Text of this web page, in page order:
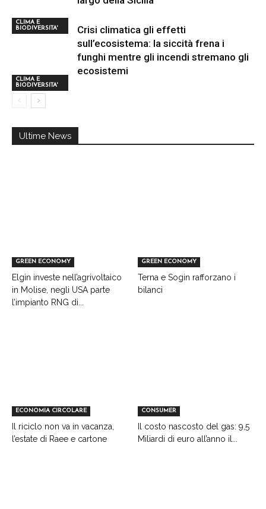
CLIMA E
BIODIVERSITA'
CLIMA E
BIODIVERSITA'
Crisi climatica gli effetti
sull’ecosistema: la siccità frena i
funghi mentre gli incendi stremano gli
ecosistemi
Ultime News
GREEN ECONOMY
Elgin investe nell’agrivoltaico
in Molise, negli USA parte
l’impianto RNG di...
GREEN ECONOMY
Terna e Sogin rafforzano i
bilanci
ECONOMIA CIRCOLARE
Il riciclo non va in vacanza,
l’estate di Raee e cartone
CONSUMER
Il costo nascosto del gas: 9,5
Miliardi di euro all’anno il...